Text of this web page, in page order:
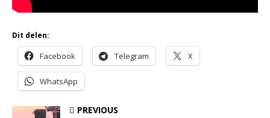
Dit delen:
Facebook Telegram X
WhatsApp
PREVIOUS